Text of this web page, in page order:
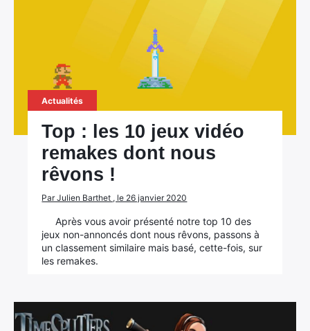
Actualités
Top : les 10 jeux vidéo
remakes dont nous
rêvons !
Par Julien Barthet , le 26 janvier 2020
Après vous avoir présenté notre top 10 des
jeux non-annoncés dont nous rêvons, passons à
un classement similaire mais basé, cette-fois, sur
les remakes.